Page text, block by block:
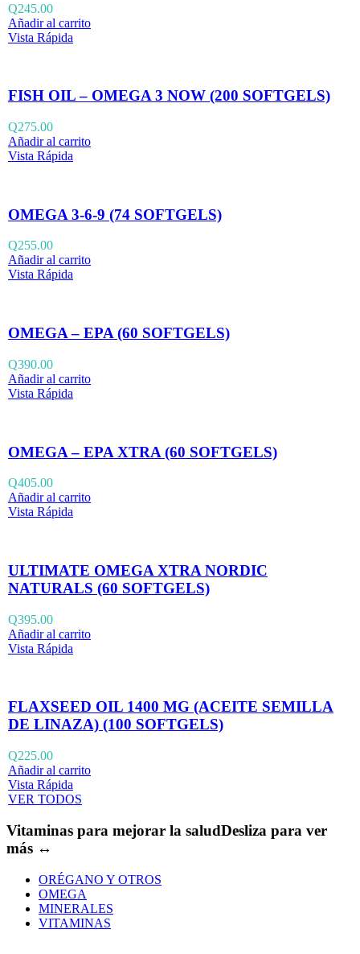
Q245.00
Añadir al carrito
Vista Rápida
FISH OIL – OMEGA 3 NOW (200 SOFTGELS)
Q275.00
Añadir al carrito
Vista Rápida
OMEGA 3-6-9 (74 SOFTGELS)
Q255.00
Añadir al carrito
Vista Rápida
OMEGA – EPA (60 SOFTGELS)
Q390.00
Añadir al carrito
Vista Rápida
OMEGA – EPA XTRA (60 SOFTGELS)
Q405.00
Añadir al carrito
Vista Rápida
ULTIMATE OMEGA XTRA NORDIC
NATURALS (60 SOFTGELS)
Q395.00
Añadir al carrito
Vista Rápida
FLAXSEED OIL 1400 MG (ACEITE SEMILLA
DE LINAZA) (100 SOFTGELS)
Q225.00
Añadir al carrito
Vista Rápida
VER TODOS
Vitaminas para mejorar la saludDesliza para ver
más ↔
ORÉGANO Y OTROS
OMEGA
MINERALES
VITAMINAS